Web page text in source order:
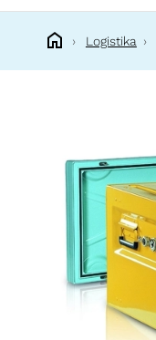
výškách
Logistika